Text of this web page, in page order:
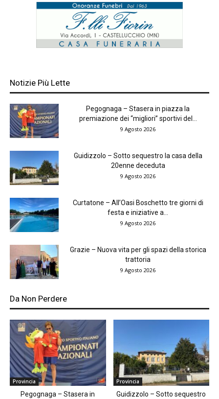
Notizie Più Lette
Pegognaga – Stasera in piazza la
premiazione dei “migliori” sportivi del...
9 Agosto 2026
Guidizzolo – Sotto sequestro la casa della
20enne deceduta
9 Agosto 2026
Curtatone – All’Oasi Boschetto tre giorni di
festa e iniziative a...
9 Agosto 2026
Grazie – Nuova vita per gli spazi della storica
trattoria
9 Agosto 2026
Da Non Perdere
Provincia
Pegognaga – Stasera in
Provincia
Guidizzolo – Sotto sequestro